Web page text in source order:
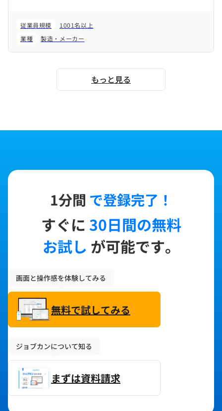
従業員規模
1001名以上
業種
製造・メーカー
もっと見る
1分間 で登録完了！
すぐに 30日間の無料
お試し が可能です。
画面と操作感を体験してみる
無料で試してみる
ジョブカンについて知る
まずは資料請求